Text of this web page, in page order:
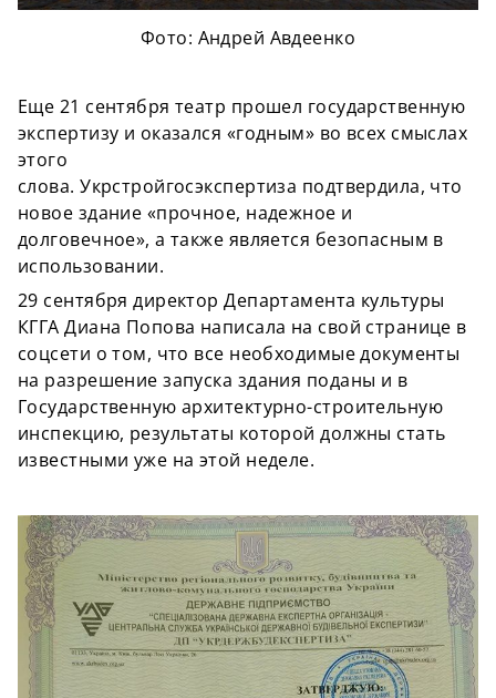
Фото: Андрей Авдеенко
Еще 21 сентября театр прошел государственную
экспертизу и оказался «годным» во всех смыслах
этого
слова. Укрстройгосэкспертиза подтвердила, что
новое здание «прочное, надежное и
долговечное», а также является безопасным в
использовании.
29 сентября директор Департамента культуры
КГГА Диана Попова написала на свой странице в
соцсети о том, что все необходимые документы
на разрешение запуска здания поданы и в
Государственную архитектурно-строительную
инспекцию, результаты которой должны стать
известными уже на этой неделе.